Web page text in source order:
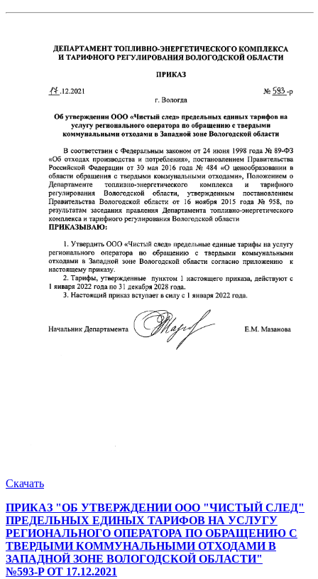
Скачать
ПРИКАЗ "ОБ УТВЕРЖДЕНИИ ООО "ЧИСТЫЙ СЛЕД"
ПРЕДЕЛЬНЫХ ЕДИНЫХ ТАРИФОВ НА УСЛУГУ
РЕГИОНАЛЬНОГО ОПЕРАТОРА ПО ОБРАЩЕНИЮ С
ТВЕРДЫМИ КОММУНАЛЬНЫМИ ОТХОДАМИ В
ЗАПАДНОЙ ЗОНЕ ВОЛОГОДСКОЙ ОБЛАСТИ"
№593-P ОТ 17.12.2021